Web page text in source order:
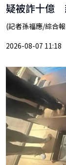
疑被詐十億
(記者孫福應/綜合
2026-08-07 11:18